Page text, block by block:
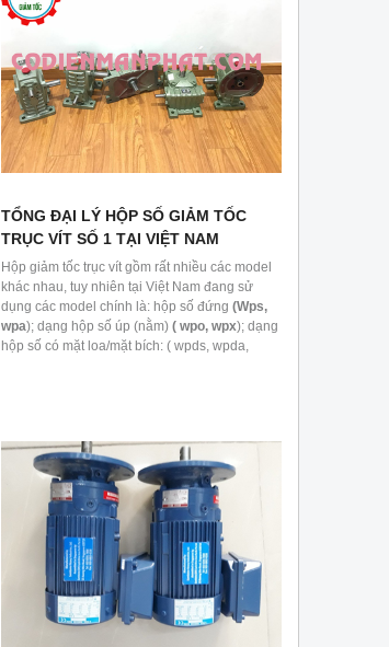
TỔNG ĐẠI LÝ HỘP SỐ GIẢM TỐC
TRỤC VÍT SỐ 1 TẠI VIỆT NAM
Hộp giảm tốc trục vít gồm rất nhiều các model
khác nhau, tuy nhiên tại Việt Nam đang sử
dụng các model chính là: hộp số đứng (Wps,
wpa); dạng hộp số úp (nằm) ( wpo, wpx); dạng
hộp số có mặt loa/mặt bích: ( wpds, wpda,
0.18kw đến 15kW.